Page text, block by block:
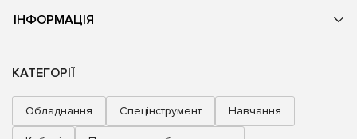
ІНФОРМАЦІЯ
КАТЕГОРІЇ
Обладнання Спецінструмент Навчання